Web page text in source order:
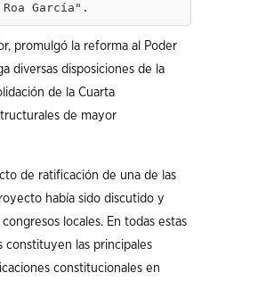
García".
promulgó la reforma al Poder
diversas disposiciones de la
de la Cuarta
de mayor
de ratificación de una de las
había sido discutido y
locales. En todas estas
constituyen las principales
constitucionales en